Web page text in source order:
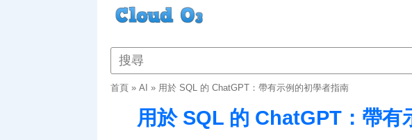
首頁» AI » 用於 SQL 的 ChatGPT：帶有示例的初學者指南
用於 SQL 的 ChatGPT：帶有